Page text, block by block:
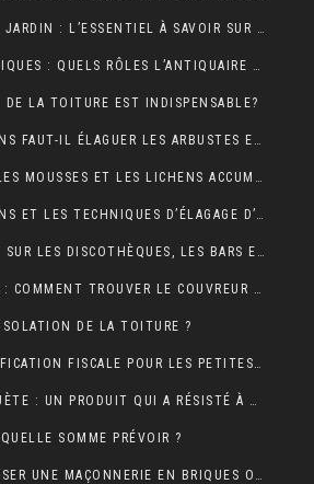
DÉBROUSSAILLAGE DE JARDIN : L’ESSENTIEL À SAVOIR SUR CETTE OPÉRATION
VENTE D’OBJETS ANTIQUES : QUELS RÔLES L’ANTIQUAIRE ASSURE-T-IL ?
DE LA TOITURE EST INDISPENSABLE?
POUR QUELLES RAISONS FAUT-IL ÉLAGUER LES ARBUSTES ET LES ARBRES ?
COMMENT ÉLIMINER LES MOUSSES ET LES LICHENS ACCUMULÉS SUR LE TOIT ?
ZOOM SUR LES SAISONS ET LES TECHNIQUES D’ÉLAGAGE D’ARBRE
PARIS LA NUIT : TOUT SUR LES DISCOTHÈQUES, LES BARS ET LA VIE NOCTURNE
TRAVAUX DE TOITURE : COMMENT TROUVER LE COUVREUR IDÉAL?
DE LA TOITURE ?
STRATÉGIES DE PLANIFICATION FISCALE POUR LES PETITES ET MOYENNES ENTREPRISES
LE BEURRE DE CACAHUÈTE : UN PRODUIT QUI A RÉSISTÉ À TOUTES LES GÉNÉRATIONS
SOMME PRÉVOIR ?
CONSEILS POUR RÉALISER UNE MAÇONNERIE EN BRIQUES OU EN PARPAINGS